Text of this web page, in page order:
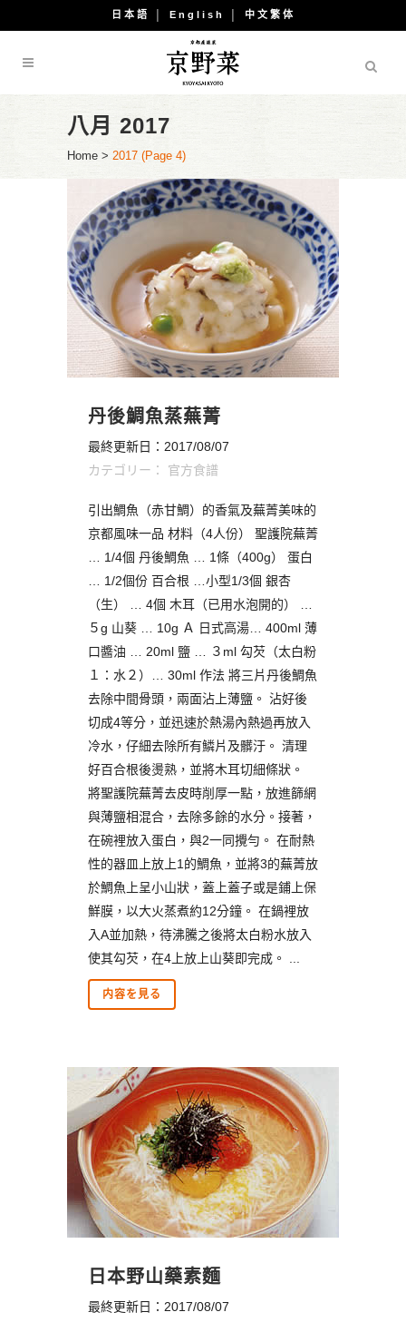
日本語 English 中文繁体
八月 2017
Home > 2017 (Page 4)
丹後鯛魚蒸蕪菁
最終更新日：2017/08/07
カテゴリー： 官方食譜
引出鯛魚（赤甘鯛）的香氣及蕪菁美味的
京都風味一品 材料（4人份） 聖護院蕪菁
… 1/4個 丹後鯛魚 … 1條（400g） 蛋白
… 1/2個份 百合根 …小型1/3個 銀杏
（生） … 4個 木耳（已用水泡開的） …
５g 山葵 … 10g Ａ 日式高湯… 400ml 薄
口醬油 … 20ml 鹽 … ３ml 勾芡（太白粉
１：水２）… 30ml 作法 將三片丹後鯛魚
去除中間骨頭，兩面沾上薄鹽。 沾好後
切成4等分，並迅速於熱湯內熱過再放入
冷水，仔細去除所有鱗片及髒汙。 清理
好百合根後燙熟，並將木耳切細條狀。
將聖護院蕪菁去皮時削厚一點，放進篩網
與薄鹽相混合，去除多餘的水分。接著，
在碗裡放入蛋白，與2一同攪勻。 在耐熱
性的器皿上放上1的鯛魚，並將3的蕪菁放
於鯛魚上呈小山狀，蓋上蓋子或是鋪上保
鮮膜，以大火蒸煮約12分鐘。 在鍋裡放
入A並加熱，待沸騰之後將太白粉水放入
使其勾芡，在4上放上山葵即完成。 ...
内容を見る
日本野山藥素麵
最終更新日：2017/08/07